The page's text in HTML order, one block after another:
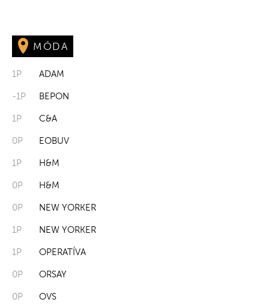
MÓDA
1P ADAM
-1P BEPON
1P C&A
0P EOBUV
1P H&M
0P H&M
0P NEW YORKER
1P NEW YORKER
1P OPERATÍVA
0P ORSAY
0P OVS